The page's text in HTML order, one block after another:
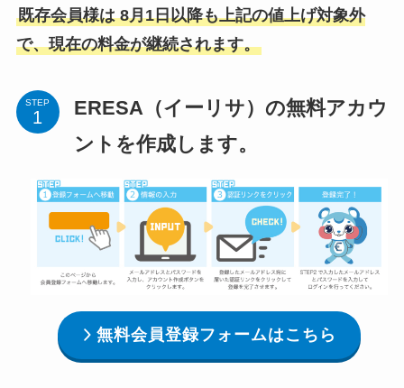
既存会員様は 8月1日以降も上記の値上げ対象外
で、現在の料金が継続されます。
STEP
ERESA（イーリサ）の無料アカウ
ントを作成します。
無料会員登録フォームはこちら